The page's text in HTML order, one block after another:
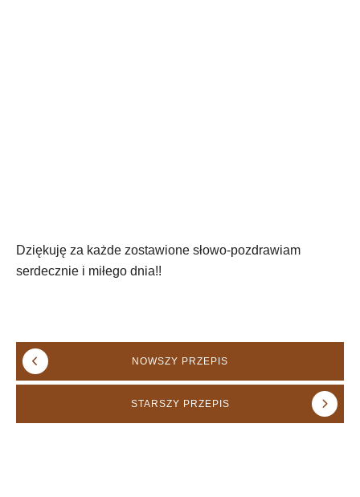
Dziękuję za każde zostawione słowo-pozdrawiam
serdecznie i miłego dnia!!
NOWSZY PRZEPIS
STARSZY PRZEPIS